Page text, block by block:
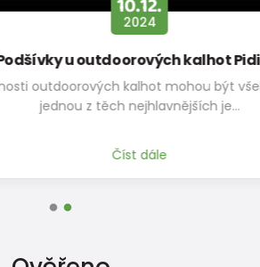
outdoorových kalhot Pidilidi
kalhot mohou být všelijaké ale
z těch nejhlavnějších je…